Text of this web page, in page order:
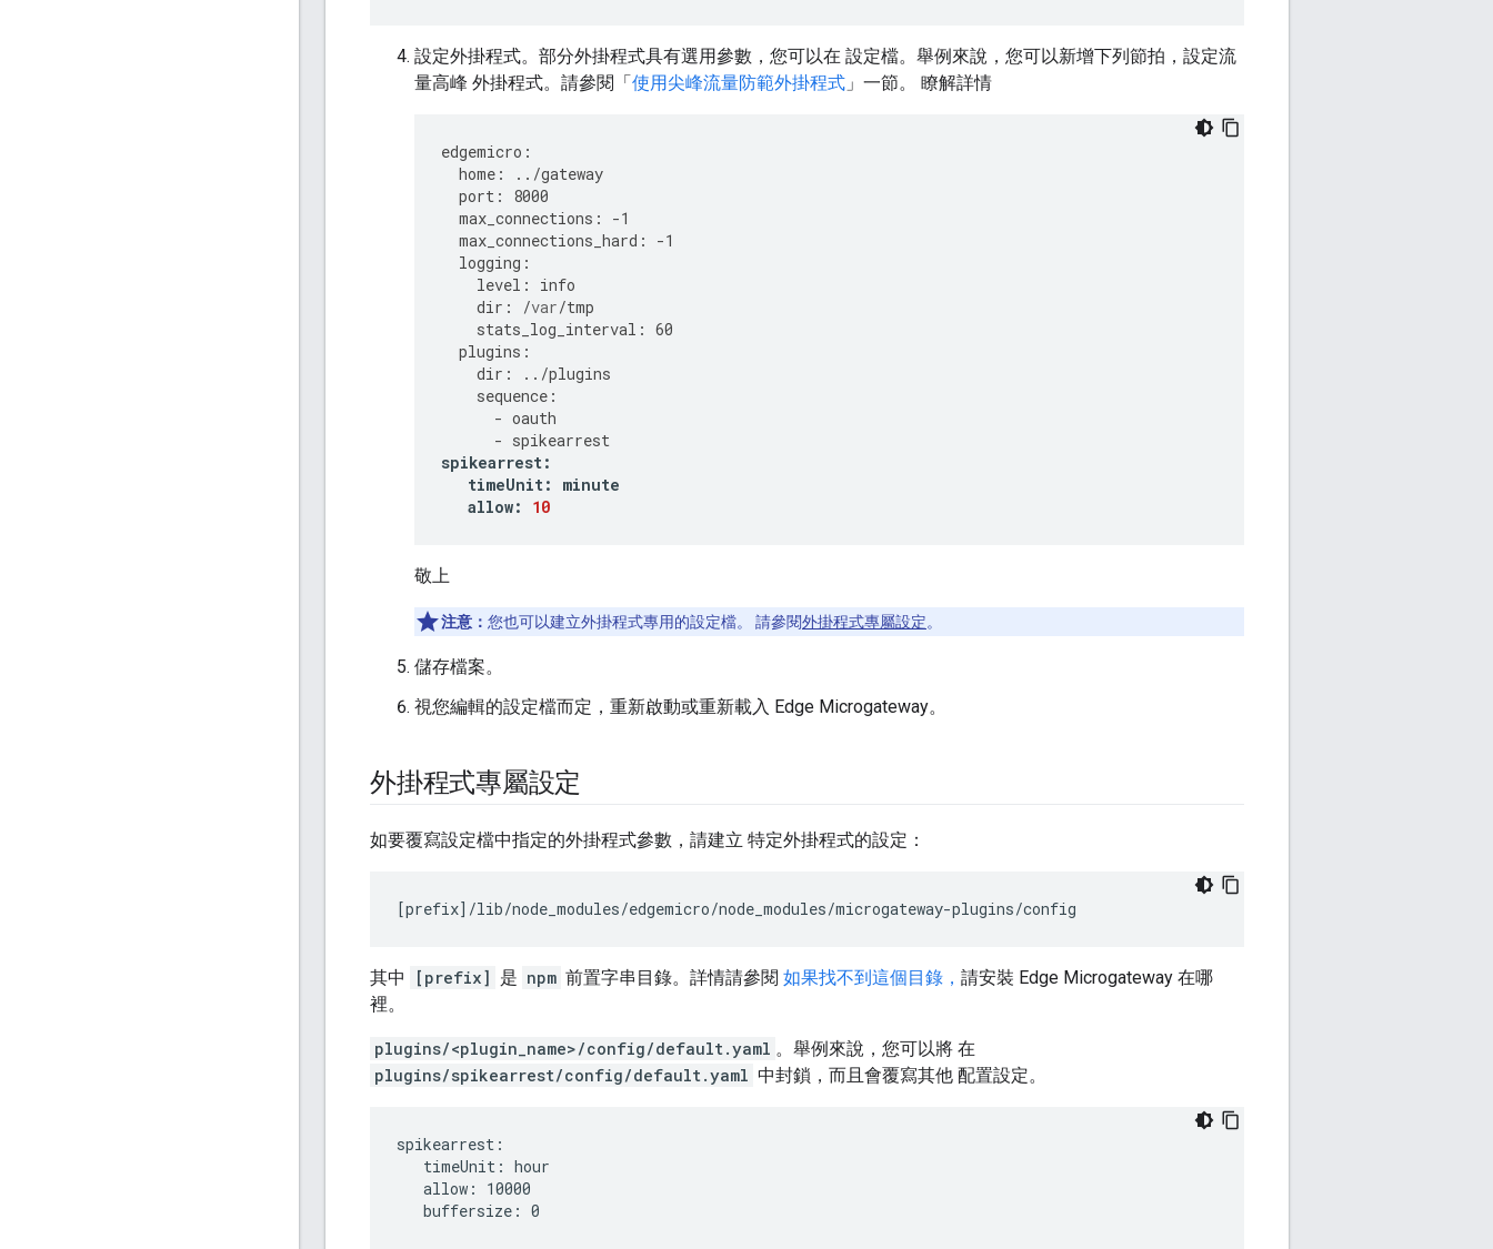
設定外掛程式。部分外掛程式具有選用參數，您可以在 設定檔。舉例來說，您可以新增下列節拍，設定流
量高峰 外掛程式。請參閱「使用尖峰流量防範外掛程式 」一節。 瞭解詳情
edgemicro :
home : ../gateway
port :
8000
max_connections : -1
max_connections_hard : -1
logging :
level :
info
dir : /var/tmp
stats_log_interval : 60
plugins :
dir : ../plugins
sequence :
- oauth
- spikearrest
spikearrest:
timeUnit:
minute
allow: 10
敬上
注意： 您也可以建立外掛程式專用的設定檔。 請參閱外掛程式專屬設定。
儲存檔案。
視您編輯的設定檔而定，重新啟動或重新載入 Edge Microgateway。
外掛程式專屬設定
如要覆寫設定檔中指定的外掛程式參數，請建立 特定外掛程式的設定：
[prefix]/lib/node_modules/edgemicro/node_modules/microgateway-plugins/config
其中 [prefix] 是 npm 前置字串目錄。詳情請參閱 如果找不到這個目錄， 請安裝 Edge Microgateway 在哪
裡。
plugins/<plugin_name>/config/default.yaml 。舉例來說，您可以將 在
plugins/spikearrest/config/default.yaml 中封鎖，而且會覆寫其他 配置設定。
spikearrest:
   timeUnit: hour
   allow: 10000
   buffersize: 0